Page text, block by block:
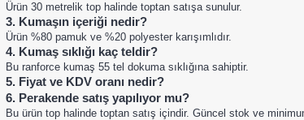
Ürün 30 metrelik top halinde toptan satışa sunulur.
3. Kumaşın içeriği nedir?
Ürün %80 pamuk ve %20 polyester karışımlıdır.
4. Kumaş sıklığı kaç teldir?
Bu ranforce kumaş 55 tel dokuma sıklığına sahiptir.
5. Fiyat ve KDV oranı nedir?
6. Perakende satış yapılıyor mu?
Bu ürün top halinde toptan satış içindir. Güncel stok ve